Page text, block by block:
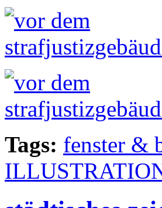
Tags: fenster &